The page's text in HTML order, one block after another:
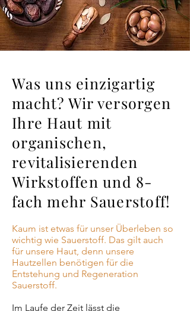
Was uns einzigartig
macht? Wir versorgen
Ihre Haut mit
organischen,
revitalisierenden
Wirkstoffen und 8-
fach mehr Sauerstoff!
Kaum ist etwas für unser Überleben so
wichtig wie Sauerstoff. Das gilt auch
für unsere Haut, denn unsere
Hautzellen benötigen für die
Entstehung und Regeneration
Sauerstoff.
Im Laufe der Zeit lässt die